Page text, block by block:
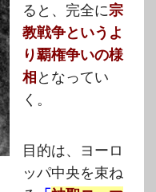
ると、完全に宗
教戦争というよ
り覇権争いの様
相 となってい
く。
目的は、ヨーロ
ッパ中央を束ね